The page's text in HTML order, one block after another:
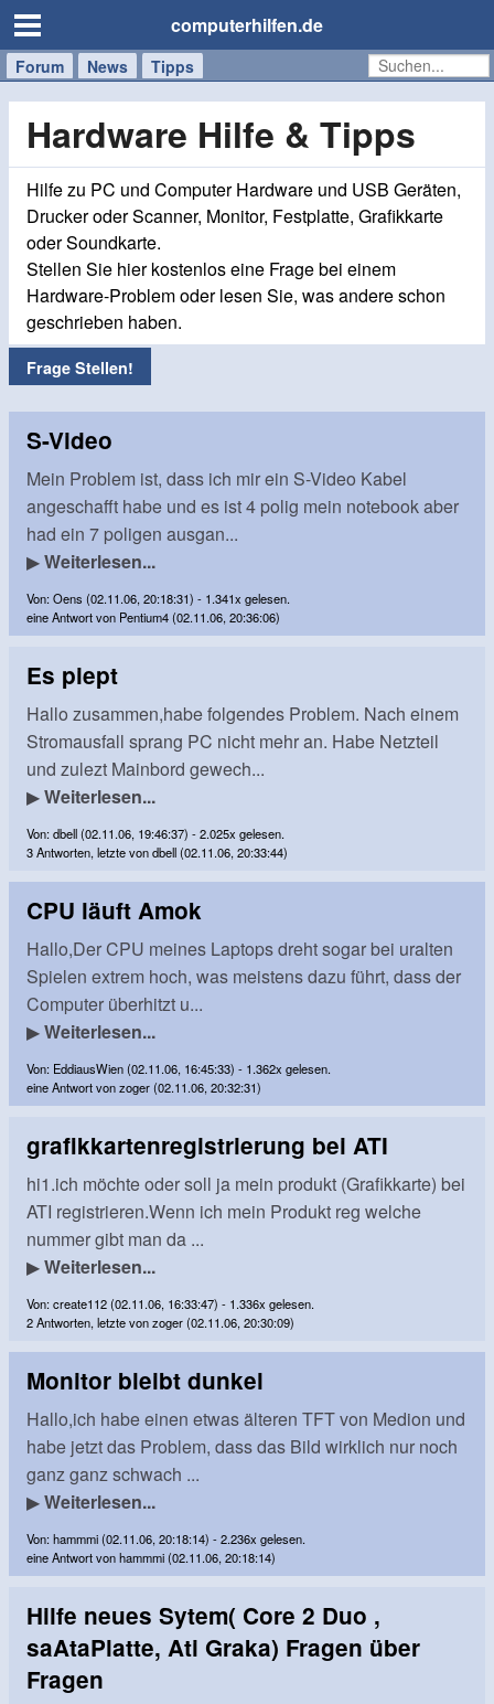
computerhilfen.de
Forum News Tipps
Handy
Windows
Mac
Hardware Hilfe & Tipps
Hilfe zu PC und Computer Hardware und USB Geräten,
Drucker oder Scanner, Monitor, Festplatte, Grafikkarte
oder Soundkarte.
Stellen Sie hier kostenlos eine Frage bei einem
Hardware-Problem oder lesen Sie, was andere schon
geschrieben haben.
Frage Stellen!
S-Video
Mein Problem ist, dass ich mir ein S-Video Kabel
angeschafft habe und es ist 4 polig mein notebook aber
had ein 7 poligen ausgan...
▶Weiterlesen...
Von: Oens (02.11.06, 20:18:31) - 1.341x gelesen.
eine Antwort von Pentium4 (02.11.06, 20:36:06)
Es piept
Hallo zusammen,habe folgendes Problem. Nach einem
Stromausfall sprang PC nicht mehr an. Habe Netzteil
und zulezt Mainbord gewech...
▶Weiterlesen...
Von: dbell (02.11.06, 19:46:37) - 2.025x gelesen.
3 Antworten, letzte von dbell (02.11.06, 20:33:44)
CPU läuft Amok
Hallo,Der CPU meines Laptops dreht sogar bei uralten
Spielen extrem hoch, was meistens dazu führt, dass der
Computer überhitzt u...
▶Weiterlesen...
Von: EddiausWien (02.11.06, 16:45:33) - 1.362x gelesen.
eine Antwort von zoger (02.11.06, 20:32:31)
grafikkartenregistrierung bei ATI
hi1.ich möchte oder soll ja mein produkt (Grafikkarte) bei
ATI registrieren.Wenn ich mein Produkt reg welche
nummer gibt man da ...
▶Weiterlesen...
Von: create112 (02.11.06, 16:33:47) - 1.336x gelesen.
2 Antworten, letzte von zoger (02.11.06, 20:30:09)
Monitor bleibt dunkel
Hallo,ich habe einen etwas älteren TFT von Medion und
habe jetzt das Problem, dass das Bild wirklich nur noch
ganz ganz schwach ...
▶Weiterlesen...
Von: hammmi (02.11.06, 20:18:14) - 2.236x gelesen.
eine Antwort von hammmi (02.11.06, 20:18:14)
Hilfe neues Sytem( Core 2 Duo ,
saAtaPlatte, Ati Graka) Fragen über
Fragen